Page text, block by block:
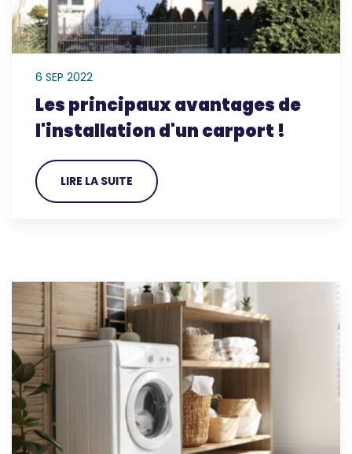
6 SEP 2022
Les principaux avantages de
l'installation d'un carport !
LIRE LA SUITE